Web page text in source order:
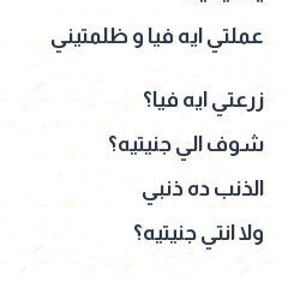
عملتي ايه فيا و ظلمتيني
زرعتي ايه فيا؟
شوف الي جنيتيه؟
الذنب ده ذنبي
ولا انتي جنيتيه؟